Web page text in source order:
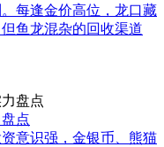
每逢金价高位，龙口藏
鱼龙混杂的回收渠道
点
意识强，金银币、熊猫